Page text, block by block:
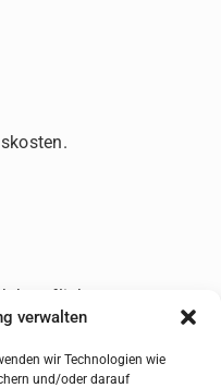
verwalten
wir Technologien wie
und/oder darauf
beruflich
Liegt
werden die Kosten
allenfalls durch